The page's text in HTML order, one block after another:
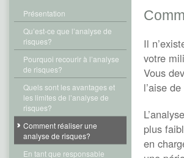
Présentation
Qu’est-ce que l’analyse de
risques?
Pourquoi recourir à l’analyse
de risques?
Quels sont les avantages et
les limites de l’analyse de
risques?
Comment réaliser une
analyse de risques?
En tant que responsable
Il
votre
Vous
l’aise
plus
en